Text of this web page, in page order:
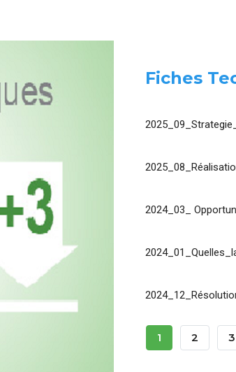
Fiches
2024_03_
Pagination
Page
1 Page
2 3